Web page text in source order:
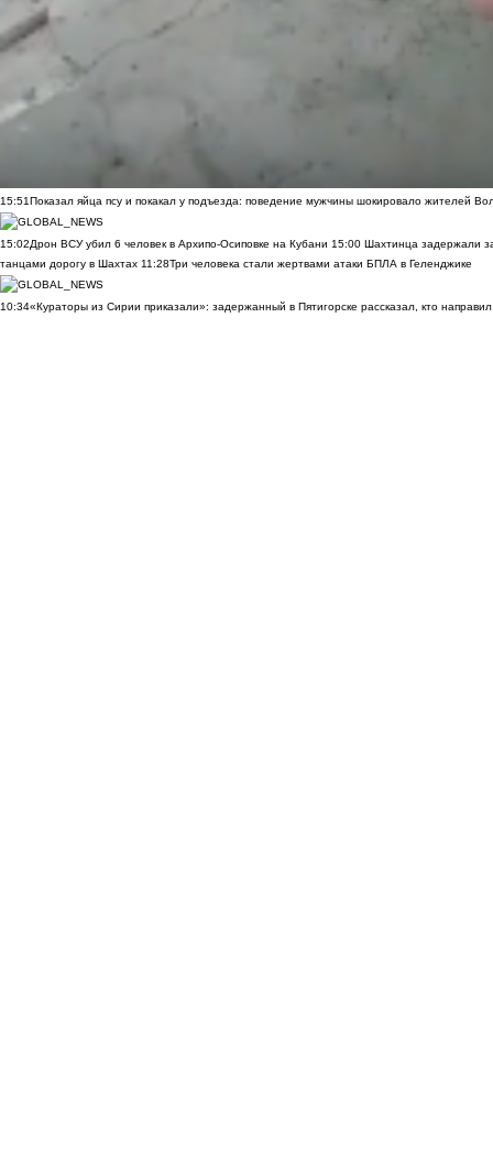
15:51Показал яйца псу и покакал у подъезда: поведение мужчины шокировало жителей
15:02Дрон ВСУ убил 6 человек в Архипо-Осиповке на Кубани 15:00 Шахтинца задержали
танцами дорогу в Шахтах 11:28Три человека стали жертвами атаки БПЛА в Геленджике
10:34«Кураторы из Сирии приказали»: задержанный в Пятигорске рассказал, кто направил